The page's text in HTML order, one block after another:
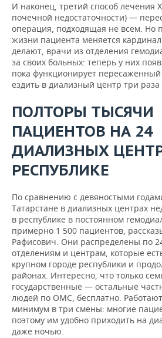
И наконец, третий способ лечения
почечной недостаточности) —
операция, подходящая не всем. Но
жизни пациента меняется
делают, врачи из отделения
за своих больных: теперь у них
пока функционирует
ездить в диализный центр три
ПОЛТОРЫ ТЫСЯЧИ
ПАЦИЕНТОВ НА 24
ДИАЛИЗНЫХ
РЕСПУБЛИКЕ
По сравнению с девяностыми
Татарстане в диализных центрах
в республике в постоянном
примерно 1 500 пациентов,
Рафисович. Они распределены по
отделениям и центрам, которые
крупном городе республики и
районах. Интересно, что только
государственные — остальные
людей по ОМС, бесплатно.
минимум в три смены: многие
поэтому им удобно приходить на
даже ночью.